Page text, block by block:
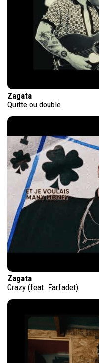
Zagata
Quitte ou double
Zagata
Crazy (feat. Farfadet)